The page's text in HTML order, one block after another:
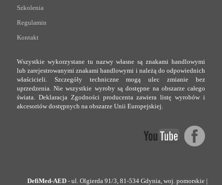
Szkolenia
Regulamin
Kontakt
Wszystkie wykorzystane tu nazwy własne są znakami handlowymi
lub zarejestrowanymi znakami handlowymi i należą do odpowiednich
właścicieli. Szczegóły techniczne mogą ulec zmianie bez
uprzedzenia. Nie wszystkie wyroby są dostępne na obszarze całego
świata. Deklaracja Zgodności producenta zawiera listę wyrobów i
akcesoriów dostępnych na obszarze Unii Europejskiej.
DefiMed-AED- ul. Olgierda 91/3, 81-534 Gdynia, woj. pomorskie |